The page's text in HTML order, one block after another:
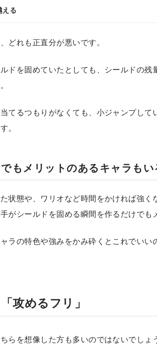
える
どれも正直分が悪いです。
ドを固めていたとしても、シールドの残
てるつもりがなくても、小ジャンプして
。
でもメリットのあるキャラもい
状態や、ワリオなど時間をかければ強く
がシールドを固める瞬間を作るだけでも
ラの特色や強みをかみ砕くとこれでいい
攻めるフリ」
らを想像した方も多いのではないでしょ